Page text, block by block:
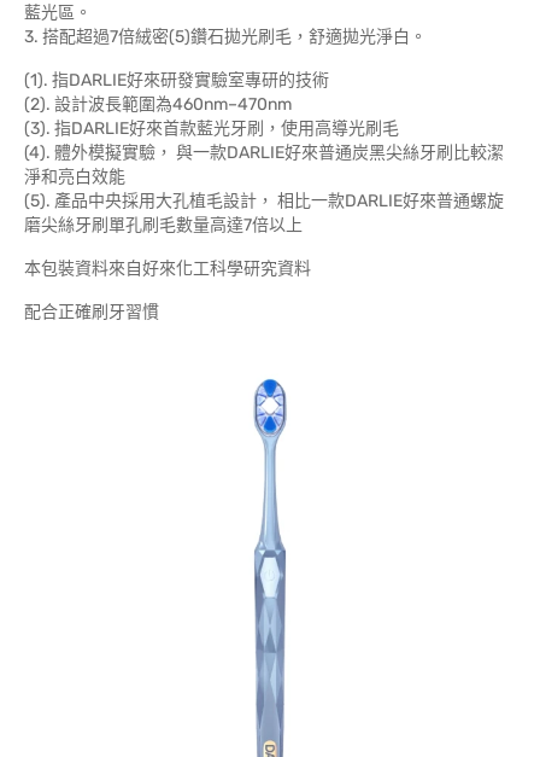
藍光區。
3. 搭配超過7倍絨密(5)鑽石拋光刷毛，舒適拋光淨白。
(1). 指DARLIE好來研發實驗室專研的技術
(2). 設計波長範圍為460nm–470nm
(3). 指DARLIE好來首款藍光牙刷，使用高導光刷毛
(4). 體外模擬實驗， 與一款DARLIE好來普通炭黑尖絲牙刷比較潔
淨和亮白效能
(5). 產品中央採用大孔植毛設計， 相比一款DARLIE好來普通螺旋
磨尖絲牙刷單孔刷毛數量高達7倍以上
本包裝資料來自好來化工科學研究資料
配合正確刷牙習慣